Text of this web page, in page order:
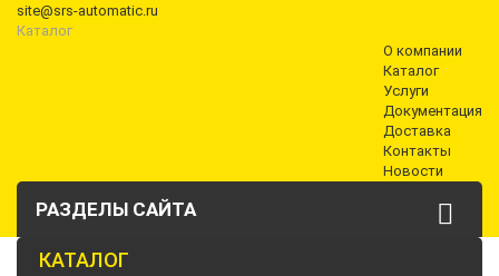
site@srs-automatic.ru
Каталог
О компании
Каталог
Услуги
Документация
Доставка
Контакты
Новости
РАЗДЕЛЫ САЙТА
КАТАЛОГ